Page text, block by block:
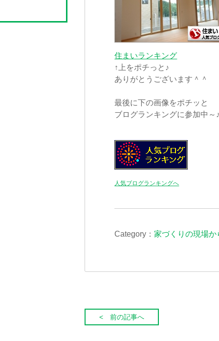
住まいランキング
↑上をポチっと♪
ありがとうございます＾＾
最後に下の画像をポチッと
ブログランキングに参加中～♪
人気ブログランキングへ
Category：家づくりの現場か
< 前の記事へ